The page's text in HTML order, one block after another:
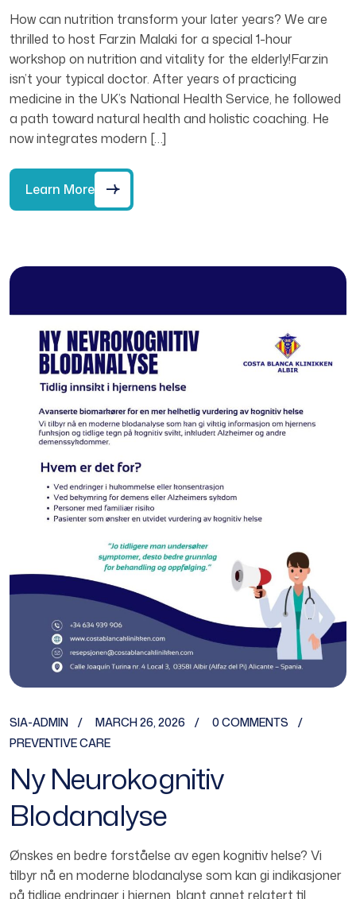
How can nutrition transform your later years? We are
thrilled to host Farzin Malaki for a special 1-hour
workshop on nutrition and vitality for the elderly!Farzin
isn’t your typical doctor. After years of practicing
medicine in the UK’s National Health Service, he followed
a path toward natural health and holistic coaching. He
now integrates modern […]
Learn More
SIA-ADMIN MARCH 26, 2026
0 COMMENTS
PREVENTIVE CARE
Ny Neurokognitiv
Blodanalyse
Ønskes en bedre forståelse av egen kognitiv helse? Vi
tilbyr nå en moderne blodanalyse som kan gi indikasjoner
på tidlige endringer i hjernen, blant annet relatert til